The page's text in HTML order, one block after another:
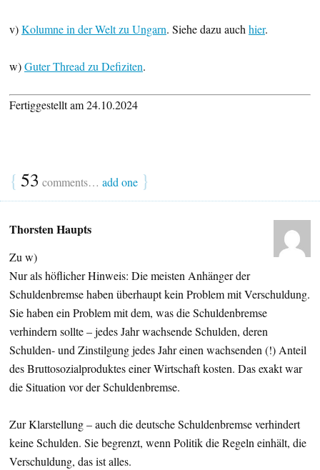
v)Kolumne in der Welt zu Ungarn. Siehe dazu auch hier.
w)Guter Thread zu Defiziten.
Fertiggestellt am 24.10.2024
{ 53 comments… add one }
Thorsten Haupts
Zu w)
Nur als höflicher Hinweis: Die meisten Anhänger der
Schuldenbremse haben überhaupt kein Problem mit Verschuldung.
Sie haben ein Problem mit dem, was die Schuldenbremse
verhindern sollte – jedes Jahr wachsende Schulden, deren
Schulden- und Zinstilgung jedes Jahr einen wachsenden (!) Anteil
des Bruttosozialproduktes einer Wirtschaft kosten. Das exakt war
die Situation vor der Schuldenbremse.
Zur Klarstellung – auch die deutsche Schuldenbremse verhindert
keine Schulden. Sie begrenzt, wenn Politik die Regeln einhält, die
Verschuldung, das ist alles.